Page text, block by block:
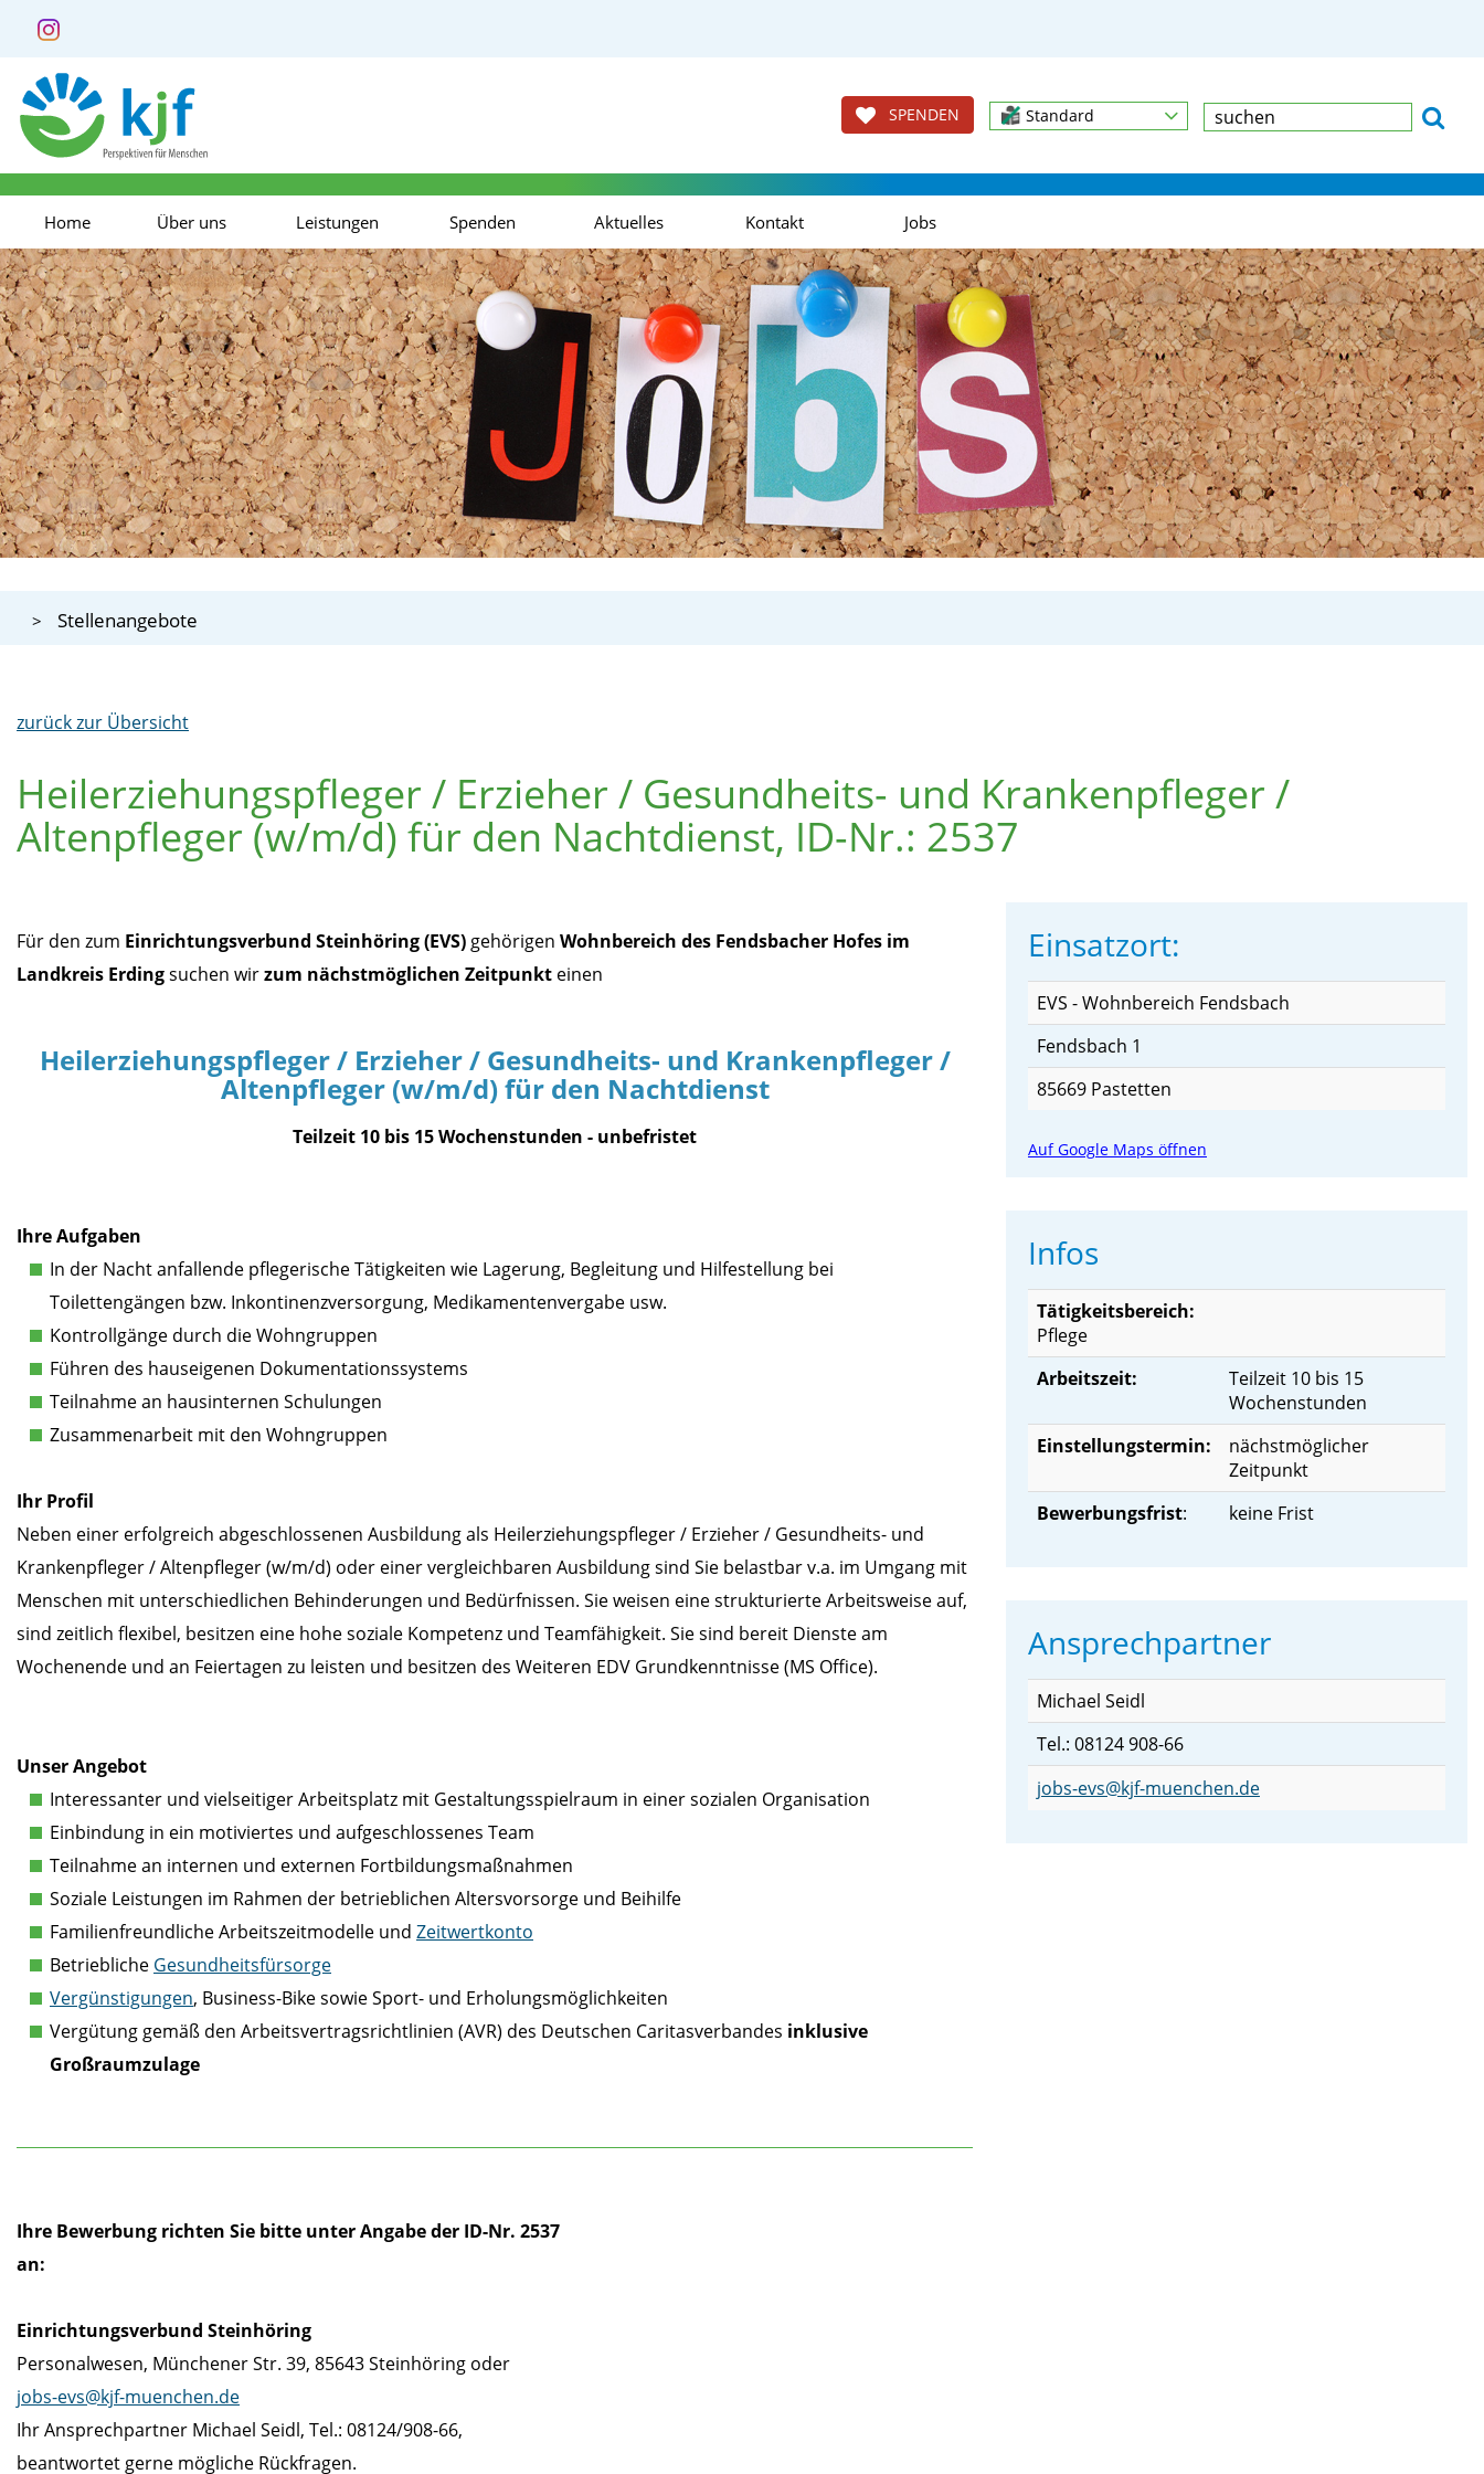
SPENDEN Standard
Home Über uns Leistungen Spenden Aktuelles Kontakt Jobs
Stellenangebote
zurück zur Übersicht
Heilerziehungspfleger / Erzieher / Gesundheits- und Krankenpfleger /
Altenpfleger (w/m/d) für den Nachtdienst, ID-Nr.: 2537
Für den zum Einrichtungsverbund Steinhöring (EVS) gehörigen Wohnbereich des Fendsbacher Hofes im
Landkreis Erdingsuchen wirzum nächstmöglichen Zeitpunkt einen
Heilerziehungspfleger / Erzieher / Gesundheits- und Krankenpfleger /
Altenpfleger (w/m/d) für den Nachtdienst
Teilzeit 10 bis 15 Wochenstunden - unbefristet
Ihre Aufgaben
In der Nacht anfallende pflegerische Tätigkeiten wie Lagerung, Begleitung und Hilfestellung bei
Toilettengängen bzw. Inkontinenzversorgung, Medikamentenvergabe usw.
Kontrollgänge durch die Wohngruppen
Führen des hauseigenen Dokumentationssystems
Teilnahme an hausinternen Schulungen
Zusammenarbeit mit den Wohngruppen
Ihr Profil
Neben einer erfolgreich abgeschlossenen Ausbildung als Heilerziehungspfleger / Erzieher / Gesundheits- und
Krankenpfleger / Altenpfleger (w/m/d) oder einer vergleichbaren Ausbildung sind Sie belastbar v.a. im Umgang mit
Menschen mit unterschiedlichen Behinderungen und Bedürfnissen. Sie weisen eine strukturierte Arbeitsweise auf,
sind zeitlich flexibel, besitzen eine hohe soziale Kompetenz und Teamfähigkeit. Sie sind bereit Dienste am
Wochenende und an Feiertagen zu leisten und besitzen des Weiteren EDV Grundkenntnisse (MS Office).
Unser Angebot
Interessanter und vielseitiger Arbeitsplatz mit Gestaltungsspielraum in einer sozialen Organisation
Einbindung in ein motiviertes und aufgeschlossenes Team
Teilnahme an internen und externen Fortbildungsmaßnahmen
Soziale Leistungen im Rahmen der betrieblichen Altersvorsorge und Beihilfe
Familienfreundliche Arbeitszeitmodelle und Zeitwertkonto
Betriebliche Gesundheitsfürsorge
Vergünstigungen, Business-Bike sowie Sport- und Erholungsmöglichkeiten
Vergütung gemäß den Arbeitsvertragsrichtlinien (AVR) des Deutschen Caritasverbandes inklusive
Großraumzulage
Ihre Bewerbung richten Sie bitte unter Angabe der ID-Nr. 2537
an:
Einrichtungsverbund Steinhöring
Personalwesen, Münchener Str. 39, 85643 Steinhöring oder
jobs-evs@kjf-muenchen.de
Ihr Ansprechpartner Michael Seidl, Tel.: 08124/908-66,
beantwortet gerne mögliche Rückfragen.
Einsatzort:
EVS - Wohnbereich Fendsbach
Fendsbach 1
85669 Pastetten
Auf Google Maps öffnen
Infos
Tätigkeitsbereich:
Pflege
Arbeitszeit:
Teilzeit 10 bis 15
Wochenstunden
Einstellungstermin:
nächstmöglicher
Zeitpunkt
Bewerbungsfrist: keine Frist
Ansprechpartner
Michael Seidl
Tel.: 08124 908-66
jobs-evs@kjf-muenchen.de